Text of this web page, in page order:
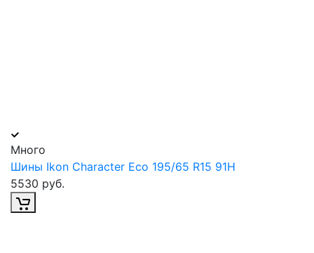
Много
Шины Ikon Character Eco 195/65 R15 91H
5530 руб.